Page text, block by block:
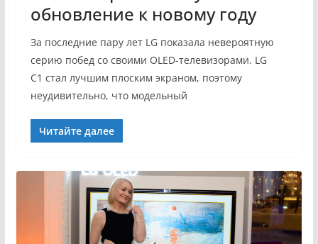
обновление к новому году
За последние пару лет LG показала невероятную
серию побед со своими OLED-телевизорами. LG
C1 стал лучшим плоским экраном, поэтому
неудивительно, что модельный
Читайте далее